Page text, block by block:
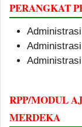
PERANGKAT
RPP/MODUL
MERDEKA